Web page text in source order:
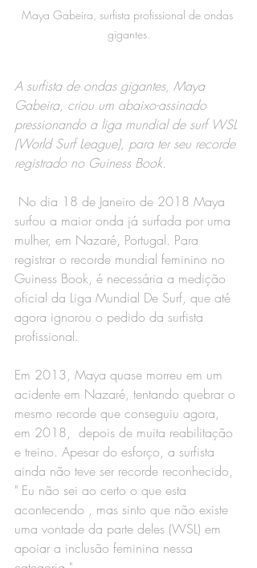
Maya Gabeira, surfista profissional de ondas
gigantes.
A surfista de ondas gigantes, Maya
Gabeira, criou um abaixo-assinado
pressionando a liga mundial de surf WSL
(World Surf League), para ter seu recorde
registrado no Guiness Book.
surfou a maior onda já surfada por uma
mulher, em Nazaré, Portugal. Para
registrar o recorde mundial feminino no
Guiness Book, é necessária a medição
oficial da Liga Mundial De Surf, que até
agora ignorou o pedido da surfista
profissional.
Em 2013, Maya quase morreu em um
acidente em Nazaré, tentando quebrar o
mesmo recorde que conseguiu agora,
em 2018,  depois de muita reabilitação
e treino. Apesar do esforço, a surfista
ainda não teve ser recorde reconhecido,
" Eu não sei ao certo o que esta
acontecendo , mas sinto que não existe
uma vontade da parte deles (WSL) em
apoiar a inclusão feminina nessa